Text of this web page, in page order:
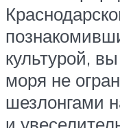
культурой,
моря не
шезлонгами